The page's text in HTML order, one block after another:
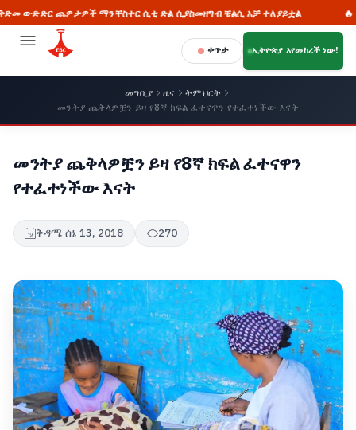
ጨዎታዎች ማንቸስተር ሲቲ ድል ሲያስመዘግብ ቼልሲ አቻ ተለያይቷል 🔥
ቀጥታ ኢትዮጵያ እየመከረች ነው!
መግቢያ ዜና
ትምህርት
መንትያ ጨቅላዎቿን ይዛ የ8ኛ ክፍል ፈተናዋን የተፈተነችው እናት
መንትያ ጨቅላዎቿን ይዛ የ8ኛ ክፍል ፈተናዋን
የተፈተነችው እናት
ቅዳሜ ሰኔ 13, 2018 270